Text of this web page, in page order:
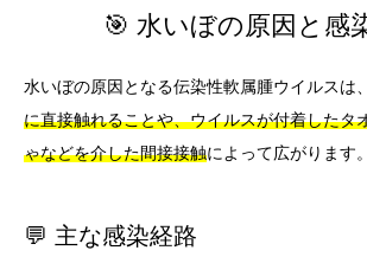
🎯 水いぼの原因と感
水いぼの原因となる伝染性軟属腫ウイルスは、
に直接触れることや、ウイルスが付着したタ
ゃなどを介した間接接触によって広がります。
💬 主な感染経路